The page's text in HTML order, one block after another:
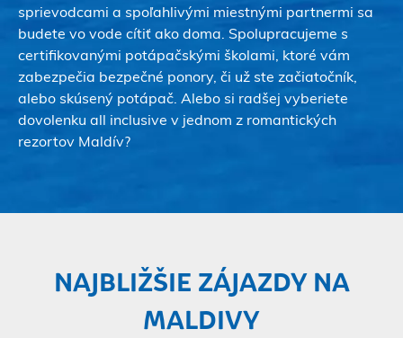
sprievodcami a spoľahlivými miestnými partnermi sa
budete vo vode cítiť ako doma. Spolupracujeme s
certifikovanými potápačskými školami, ktoré vám
zabezpečia bezpečné ponory, či už ste začiatočník,
alebo skúsený potápač. Alebo si radšej vyberiete
dovolenku all inclusive v jednom z romantických
rezortov Maldív?
NAJBLIŽŠIE ZÁJAZDY NA
MALDIVY